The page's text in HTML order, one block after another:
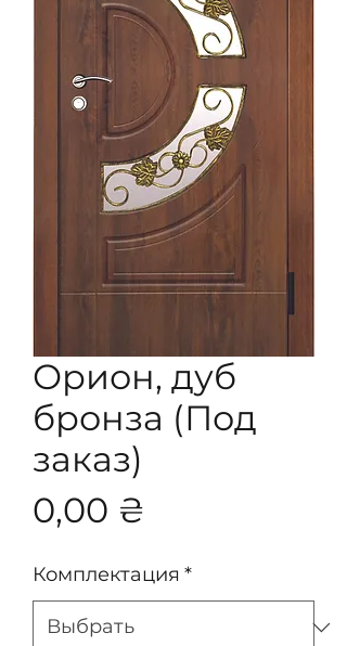
Орион, дуб
бронза (Под
заказ)
0,00 ₴
Комплектация *